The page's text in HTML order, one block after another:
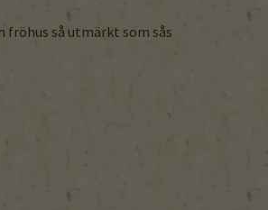
fröhus så utmärkt som sås